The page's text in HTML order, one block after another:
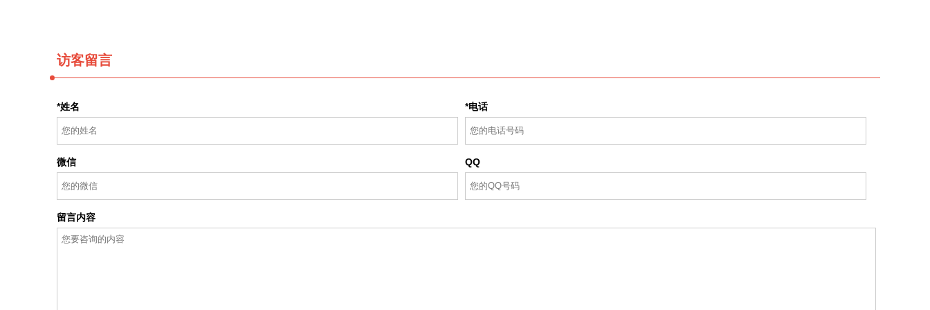
访客留言
*姓名 *电话
微信 QQ
留言内容